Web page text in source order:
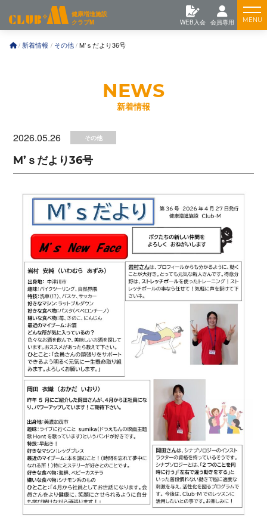
テ
健康増進施設
クラブM
WEB入会 会員専用
Feature
Training
新着情報 その他 M’ｓだより36号
新着情報
2026.05.26 その他
M’ｓだより36号